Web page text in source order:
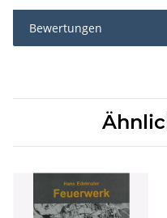
Bewertungen